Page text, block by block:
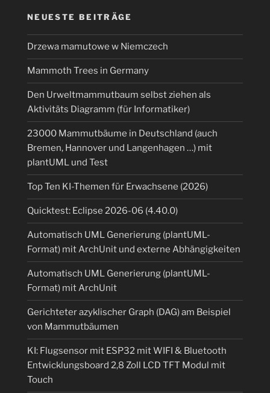
NEUESTE BEITRÄGE
Drzewa mamutowe w Niemczech
Mammoth Trees in Germany
Den Urweltmammutbaum selbst ziehen als
Aktivitäts Diagramm (für Informatiker)
23000 Mammutbäume in Deutschland (auch
Bremen, Hannover und Langenhagen …) mit
plantUML und Test
Top Ten KI-Themen für Erwachsene (2026)
Quicktest: Eclipse 2026-06 (4.40.0)
Automatisch UML Generierung (plantUML-
Format) mit ArchUnit und externe Abhängigkeiten
Automatisch UML Generierung (plantUML-
Format) mit ArchUnit
Gerichteter azyklischer Graph (DAG) am Beispiel
von Mammutbäumen
KI: Flugsensor mit ESP32 mit WIFI & Bluetooth
Entwicklungsboard 2,8 Zoll LCD TFT Modul mit
Touch